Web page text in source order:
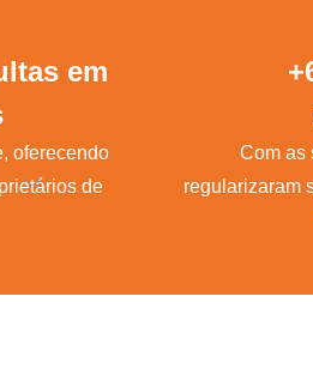
em
oferecendo
de
Com as
regularizaram